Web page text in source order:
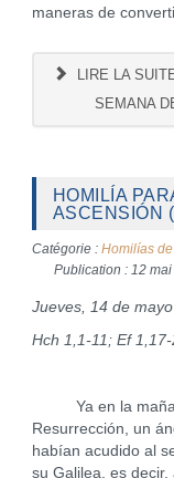
maneras de
LIRE LA
SEMANA
HOMILÍA
ASCENSIÓN
Catégorie : Homilías
Publication : 12
Jueves, 14 de
Hch 1,1-11; Ef
Ya en la
Resurrección, un
habían acudido al
su Galilea, es